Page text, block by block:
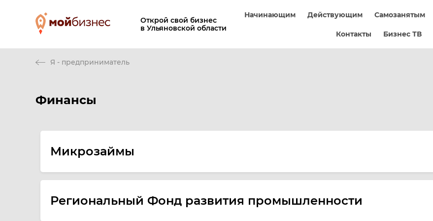
Открой свой бизнес
в Ульяновской области
Начинающим Действующим Самозанятым
Контакты Бизнес ТВ
Я - предприниматель
Финансы
Микрозаймы
Региональный Фонд развития промышленности